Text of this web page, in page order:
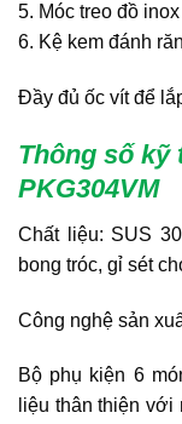
5. Móc treo đồ
6. Kệ kem đánh
Đầy đủ ốc vít để
Thông số kỹ
PKG304VM
Chất liệu: SUS
bong tróc, gỉ sét
Công nghệ sản
Bộ phụ kiện 6
liệu thân thiện